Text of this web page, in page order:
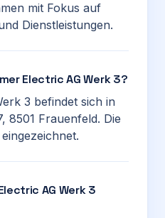
mit Fokus auf
Dienstleistungen.
Electric AG Werk 3?
3 befindet sich in
8501 Frauenfeld. Die
AG Werk 3